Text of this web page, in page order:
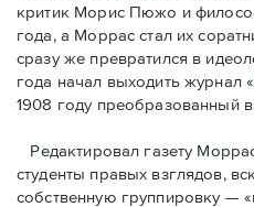
критик Морис Пюжо и
года, а Моррас стал их
сразу же превратился в
года начал выходить журнал
1908 году преобразованный
Редактировал газету
студенты правых взглядов,
собственную группировку —